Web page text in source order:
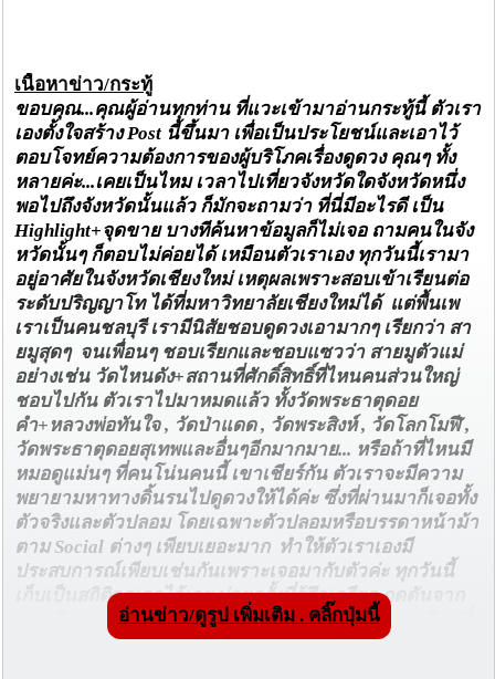
เนื้อหาข่าว/กระทู้
ขอบคุณ...คุณผู้อ่านทุกท่าน ที่แวะเข้ามาอ่านกระทู้นี้ ตัวเรา
เองตั้งใจสร้างPost นี้ขึ้นมา เพื่อเป็นประโยชน์และเอาไว้
ตอบโจทย์ความต้องการของผู้บริโภคเรื่องดูดวง คุณๆ ทั้ง
หลายค่ะ...เคยเป็นไหม เวลาไปเที่ยวจังหวัดใดจังหวัดหนึ่ง
พอไปถึงจังหวัดนั้นแล้ว ก็มักจะถามว่า ที่นี่มีอะไรดี เป็น
Highlight+จุดขาย บางทีค้นหาข้อมูลก็ไม่เจอ ถามคนในจัง
หวัดนั้นๆ ก็ตอบไม่ค่อยได้ เหมือนตัวเราเอง ทุกวันนี้เรามา
อยู่อาศัยในจังหวัดเชียงใหม่ เหตุผลเพราะสอบเข้าเรียนต่อ
ระดับปริญญาโท ได้ที่มหาวิทยาลัยเชียงใหม่ได้ แต่พื้นเพ
เราเป็นคนชลบุรี เรามีนิสัยชอบดูดวงเอามากๆ เรียกว่า สา
ยมูสุดๆ จนเพื่อนๆ ชอบเรียกและชอบแซวว่า สายมูตัวแม่
อย่างเช่น วัดไหนดัง+สถานที่ศักดิ์สิทธิ์ที่ไหนคนส่วนใหญ่
ชอบไปกัน ตัวเราไปมาหมดแล้ว ทั้งวัดพระธาตุดอย
คำ+หลวงพ่อทันใจ , วัดป่าแดด , วัดพระสิงห์ , วัดโลกโมฬี ,
วัดพระธาตุดอยสุเทพและอื่นๆอีกมากมาย... หรือถ้าที่ไหนมี
หมอดูแม่นๆ ที่คนโน่นคนนี้ เขาเชียร์กัน ตัวเราจะมีความ
พยายามหาทางดิ้นรนไปดูดวงให้ได้ค่ะ ซึ่งที่ผ่านมาก็เจอทั้ง
ตัวจริงและตัวปลอม โดยเฉพาะตัวปลอมหรือบรรดาหน้าม้า
ตาม Social ต่างๆ เพียบเยอะมาก ทำให้ตัวเราเองมี
ประสบการณ์เพียบเช่นกันเพราะเจอมากับตัวค่ะ ทุกวันนี้
เก็บเป็นสถิติจดเอาไว้เลย บ่อยครั้งที่รู้สึกเครียด กดดันจาก
การเรียน หรือมีปัญหาครอบครัว วันไหนไม่มีตารางเรียนที่
มหาวิทยาลัย ก็มักจะชวนเพื่อนไปดูดวงกับหมอดูเจ้า
อ่านข่าว/ดูรูป เพิ่มเติม . คลิ๊กปุ่มนี้